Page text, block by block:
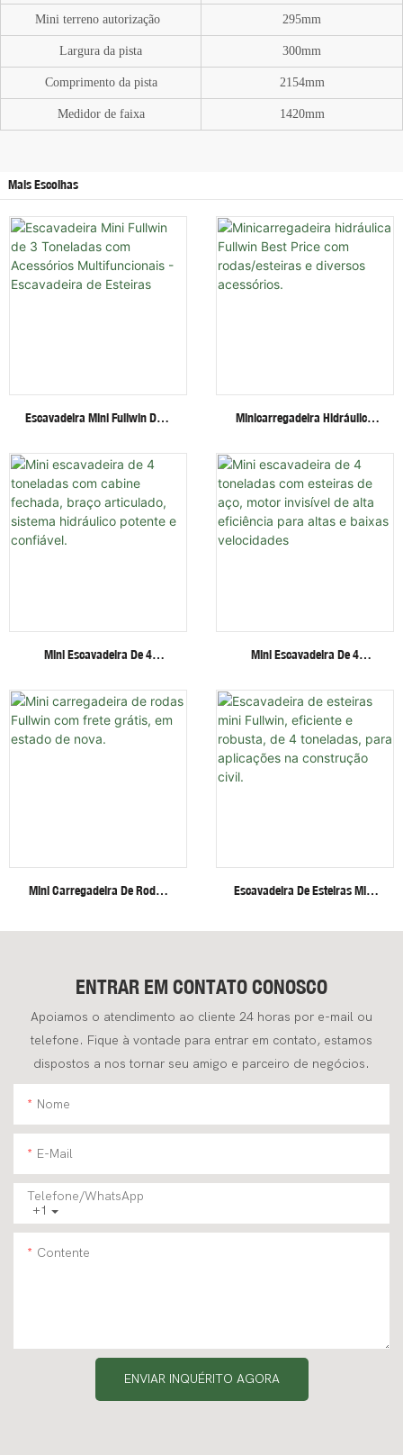
Mini terreno autorização 295mm
Largura da pista 300mm
Comprimento da pista 2154mm
Medidor de faixa 1420mm
Mais Escolhas
Escavadeira Mini Fullwin De 3
Multifuncionais - Escavadeira
De Esteiras
Minicarregadeira Hidráulica
Rodas/esteiras E Diversos
Acessórios.
Mini Escavadeira De 4
Fechada, Braço Articulado,
Sistema Hidráulico Potente E
Confiável.
Mini Escavadeira De 4
Aço, Motor Invisível De Alta
Eficiência Para Altas E Baixas
Velocidades
Mini Carregadeira De Rodas
Estado De Nova.
Escavadeira De Esteiras Mini
De 4 Toneladas, Para
ENTRAR EM CONTATO CONOSCO
Apoiamos o atendimento ao cliente 24 horas por e-mail ou
telefone. Fique à vontade para entrar em contato, estamos
dispostos a nos tornar seu amigo e parceiro de negócios.
Nome
E-Mail
+1
Telefone/WhatsApp
Contente
ENVIAR INQUÉRITO AGORA